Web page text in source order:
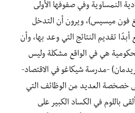
النمساوية وفي صفوفها الأولى
فون ميسيس)، ويرون أن التدخل
أبدًا تقديم النتائج التي وعد بها، وأن
هي في الواقع مشكلة وليس
-مدرسة شيكاغو في الاقتصاد-
خصخصة العديد من الوظائف التي
باللوم في الكساد الكبير على